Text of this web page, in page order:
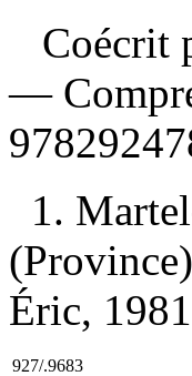
Coécrit
—
1.
Éric,
927/.9683